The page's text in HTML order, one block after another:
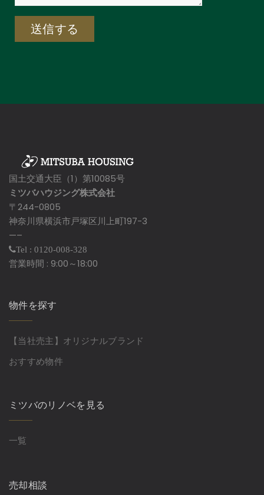
国土交通大臣（1）第10085号
ミツバハウジング株式会社
〒244-0805
神奈川県横浜市戸塚区川上町197-3
—–
Tel : 0120-008-328
営業時間 : 9:00～18:00
物件を探す
【当社売主】オリジナルブランド
おすすめ物件
ミツバのリノベを見る
一覧
売却相談